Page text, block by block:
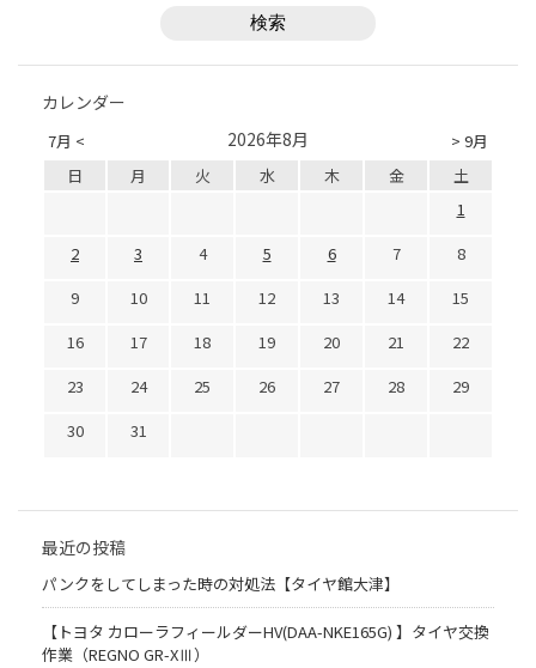
カレンダー
7月 < > 9月
2026年8月
日 月 火 水 木 金
土
1
2
3 4 5 6 7
8
9
10 11 12 13 14
15
16
17 18 19 20 21
22
23
24 25 26 27 28
29
30
31
最近の投稿
パンクをしてしまった時の対処法【タイヤ館大津】
【トヨタ カローラフィールダーHV(DAA-NKE165G) 】タイヤ交換
作業（REGNO GR-XⅢ）